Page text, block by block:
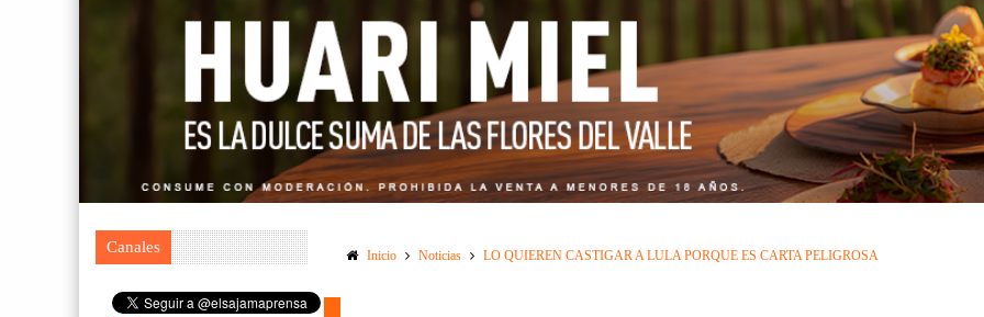
Canales Inicio Noticias LO QUIEREN CASTIGAR A LULA PORQUE ES CARTA PELIGROSA